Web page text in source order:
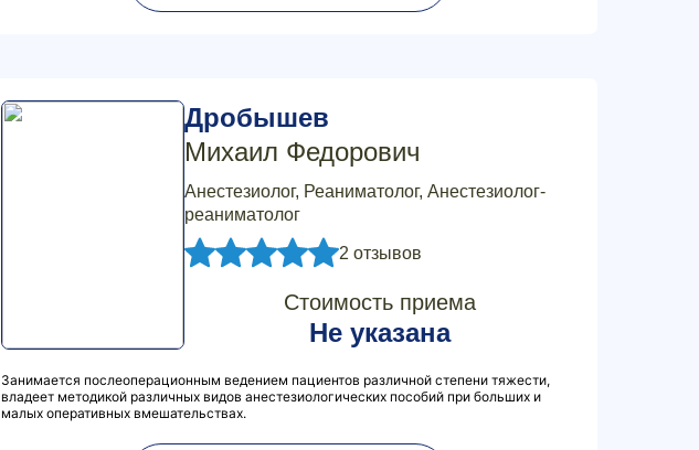
Дробышев
Михаил Федорович
Анестезиолог, Реаниматолог, Анестезиолог-
реаниматолог
2 отзывов
Стоимость приема
Не указана
Занимается послеоперационным ведением пациентов различной степени тяжести,
владеет методикой различных видов анестезиологических пособий при больших и
малых оперативных вмешательствах.